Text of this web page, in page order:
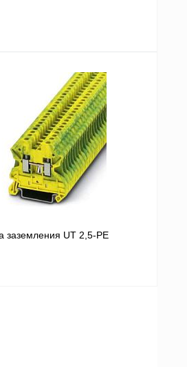
В корзину
Сравнение
наличии
заземления UT 2,5-PE